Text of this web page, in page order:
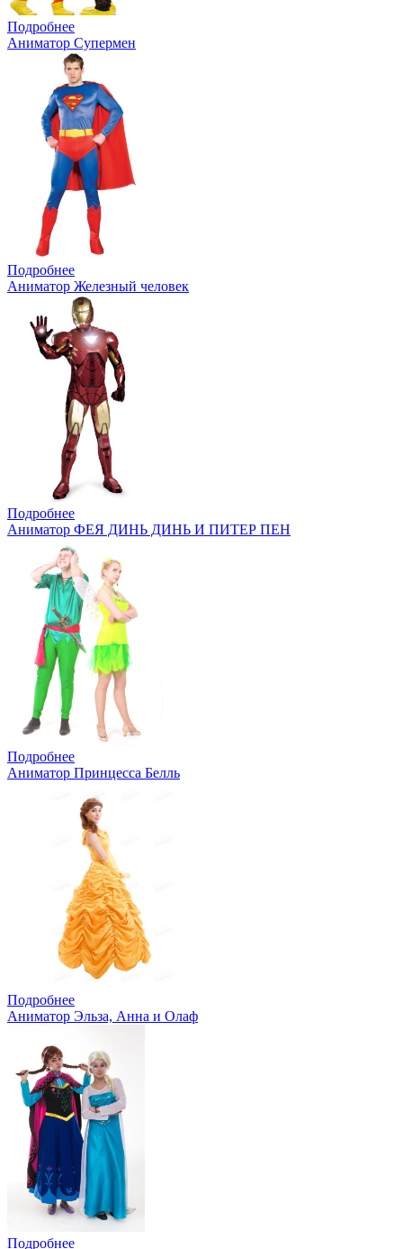
Подробнее
Аниматор Супермен
Подробнее
Аниматор Железный человек
Подробнее
Аниматор ФЕЯ ДИНЬ ДИНЬ И ПИТЕР ПЕН
Подробнее
Аниматор Принцесса Белль
Подробнее
Аниматор Эльза, Анна и Олаф
Подробнее